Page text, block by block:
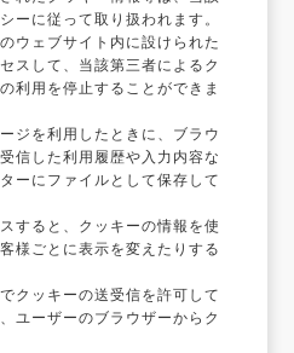
ーに従って取り扱われます。
ウェブサイト内に設けられた
スして、当該第三者によるク
利用を停止することができま
ジを利用したときに、ブラウ
信した利用履歴や入力内容な
ーにファイルとして保存して
すると、クッキーの情報を使
様ごとに表示を変えたりする
クッキーの送受信を許可して
ユーザーのブラウザーからク